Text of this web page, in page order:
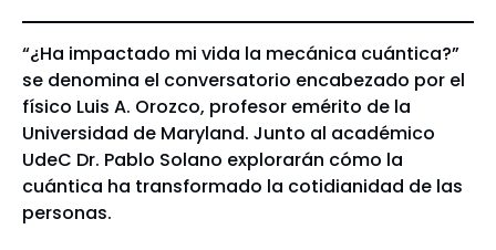
“¿Ha impactado mi vida la mecánica cuántica?”
se denomina el conversatorio encabezado por el
físico Luis A. Orozco, profesor emérito de la
Universidad de Maryland. Junto al académico
UdeC Dr. Pablo Solano explorarán cómo la
cuántica ha transformado la cotidianidad de las
personas.